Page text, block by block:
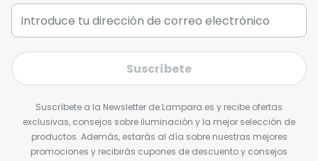
Suscríbete
Suscríbete a la Newsletter de Lampara.es y recibe ofertas
exclusivas, consejos sobre iluminación y la mejor selección de
productos. Además, estarás al día sobre nuestras mejores
promociones y recibirás cupones de descuento y consejos